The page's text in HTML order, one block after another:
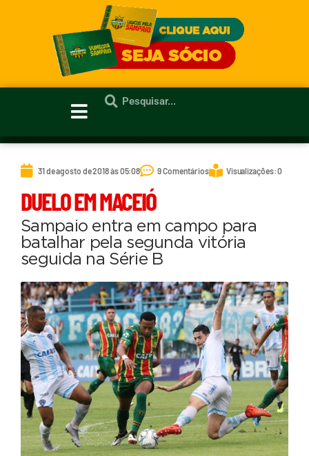
31 de agosto de 2018 às 05:08 9 Comentários Visualizações: 0
DUELO EM MACEIÓ
Sampaio entra em campo para
batalhar pela segunda vitória
seguida na Série B